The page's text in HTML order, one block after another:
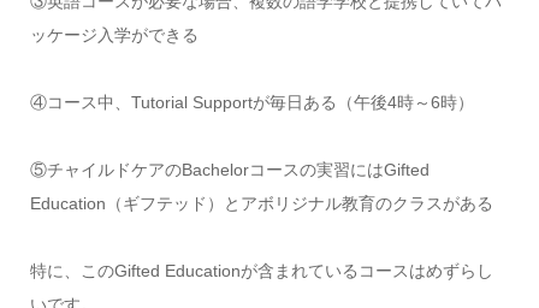
ッケージ入学ができる
④コース中、Tutorial Supportが毎日ある（午後4時～6時）
⑤チャイルドケアのBachelorコースの実習にはGifted
Education（ギフテッド）とアボリジナル教育のクラスがある
特に、このGifted Educationが含まれているコースはめずらし
いです。